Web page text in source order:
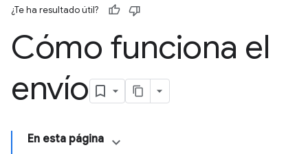
¿Te ha resultado útil?
Cómo funciona el
envío
En esta página